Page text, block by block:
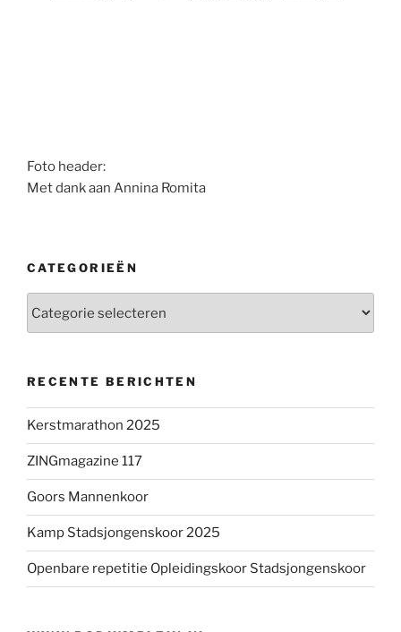
Foto header:
Met dank aan Annina Romita
CATEGORIEËN
RECENTE BERICHTEN
Kerstmarathon 2025
ZINGmagazine 117
Goors Mannenkoor
Kamp Stadsjongenskoor 2025
Openbare repetitie Opleidingskoor Stadsjongenskoor